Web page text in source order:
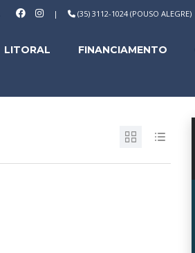
| (35) 3112-1024 (POUSO ALEGRE)
LITORAL FINANCIAMENTO